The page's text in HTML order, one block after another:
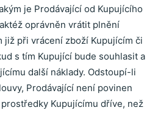
je Prodávající od Kupujícího
oprávněn vrátit plnění
již při vrácení zboží Kupujícím či
s tím Kupující bude souhlasit a
další náklady. Odstoupí-li
Prodávající není povinen
Kupujícímu dříve, než